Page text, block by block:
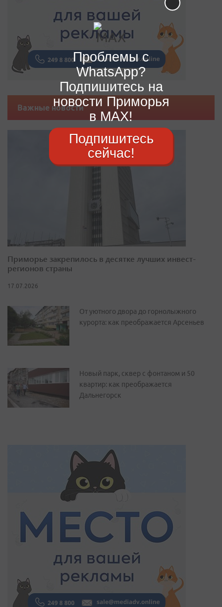
Важные новости
Приморье закрепилось в десятке лучших инвест-
регионов страны
17.07.2026
От уютного двора до горнолыжного
курорта: как преображается Арсеньев
Новый парк, сквер с фонтаном и 50
квартир: как преображается
Дальнегорск
Проблемы с
WhatsApp?
Подпишитесь на
новости Приморья
в MAX!
Подпишитесь
сейчас!